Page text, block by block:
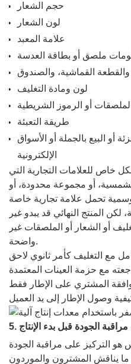
حجم الشعار
لون الشعار
علامة المعبد
ملصق أو بطاقة العدسة
القماشية، والصندوق
لون ومادة التغليف
أو الرموز الشريطية
طريقة التعبئة
أو البيع بالجملة أو الأسواق
الإلكترونية
خاص للعلامات التجارية التي
أو مجموعة محدودة، أو
لكن المنتج النهائي قد يبدو غير
أو الشعار أو الملصقات غير
واضحة.
مراقبة الجودة قبل بدء الإنتاج
ما يناقش المشترون والموردون